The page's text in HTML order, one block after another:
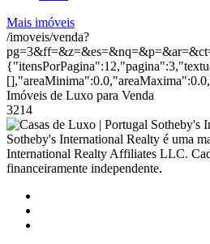
Mais imóveis
/imoveis/venda?
Imóveis de Luxo para Venda
3214
Sotheby's International Realty é uma
International Realty Affiliates LLC.
financeiramente independente.